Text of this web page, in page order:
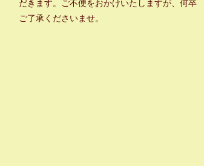
だきます。ご不便をおかけいたしますが、何卒
ご了承くださいませ。